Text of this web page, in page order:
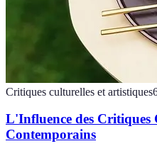
Critiques culturelles et artistiques
L'Influence des Critiques
Contemporains